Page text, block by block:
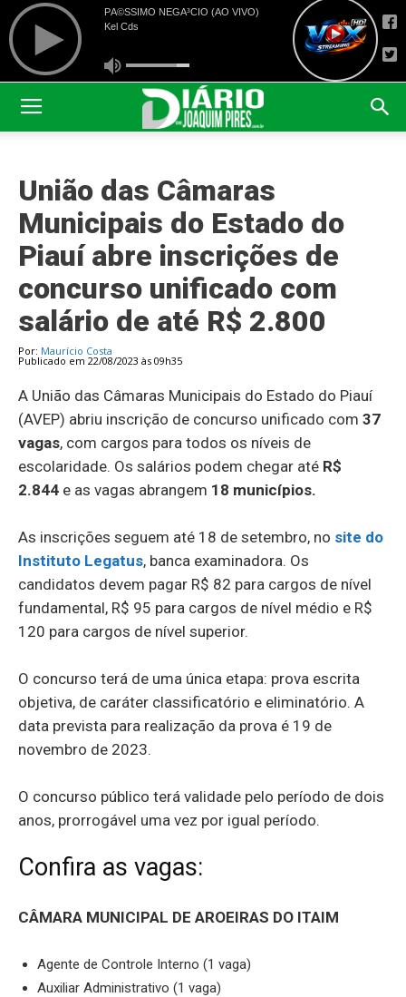
União das Câmaras
Municipais do Estado do
Piauí abre inscrições de
concurso unificado com
salário de até R$ 2.800
Por: Maurício Costa
Publicado em 22/08/2023 às 09h35
A União das Câmaras Municipais do Estado do Piauí
(AVEP) abriu inscrição de concurso unificado com 37
vagas, com cargos para todos os níveis de
escolaridade. Os salários podem chegar até R$
2.844 e as vagas abrangem 18 municípios.
As inscrições seguem até 18 de setembro, no site do
Instituto Legatus, banca examinadora. Os
candidatos devem pagar R$ 82 para cargos de nível
fundamental, R$ 95 para cargos de nível médio e R$
120 para cargos de nível superior.
O concurso terá de uma única etapa: prova escrita
objetiva, de caráter classificatório e eliminatório. A
data prevista para realização da prova é 19 de
novembro de 2023.
O concurso público terá validade pelo período de dois
anos, prorrogável uma vez por igual período.
Confira as vagas:
CÂMARA MUNICIPAL DE AROEIRAS DO ITAIM
Agente de Controle Interno (1 vaga)
Auxiliar Administrativo (1 vaga)